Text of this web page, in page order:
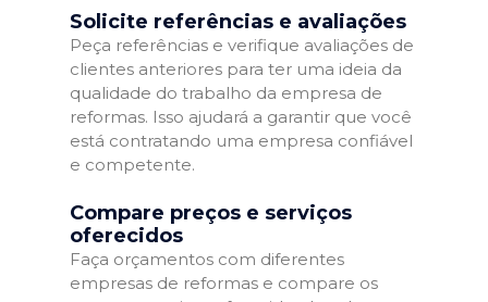
Solicite referências e avaliações
Peça referências e verifique avaliações de
clientes anteriores para ter uma ideia da
qualidade do trabalho da empresa de
reformas. Isso ajudará a garantir que você
está contratando uma empresa confiável
e competente.
Compare preços e serviços
oferecidos
Faça orçamentos com diferentes
empresas de reformas e compare os